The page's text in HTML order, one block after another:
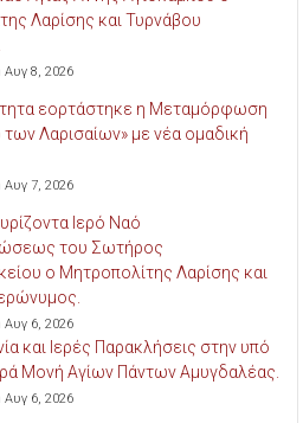
Λαρίσης και Τυρνάβου
8, 2026
εορτάστηκε η Μεταμόρφωση
Λαρισαίων» με νέα ομαδική
7, 2026
Ιερό Ναό
του Σωτήρος
ο Μητροπολίτης Λαρίσης και
6, 2026
και Ιερές Παρακλήσεις στην υπό
Μονή Αγίων Πάντων Αμυγδαλέας.
6, 2026